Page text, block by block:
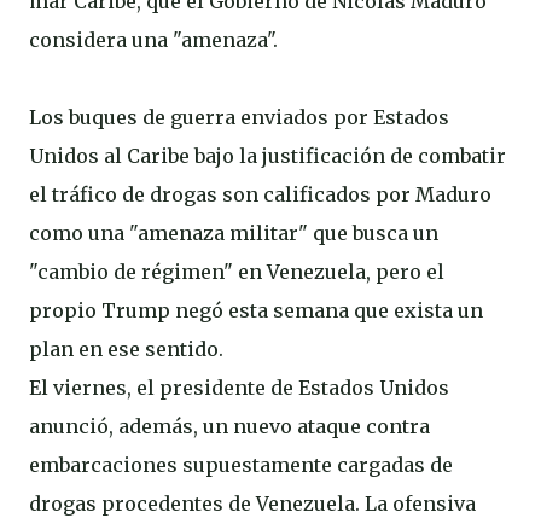
considera una "amenaza".
Los buques de guerra enviados por Estados
Unidos al Caribe bajo la justificación de combatir
el tráfico de drogas son calificados por Maduro
como una "amenaza militar" que busca un
"cambio de régimen" en Venezuela, pero el
propio Trump negó esta semana que exista un
plan en ese sentido.
El viernes, el presidente de Estados Unidos
anunció, además, un nuevo ataque contra
embarcaciones supuestamente cargadas de
drogas procedentes de Venezuela. La ofensiva